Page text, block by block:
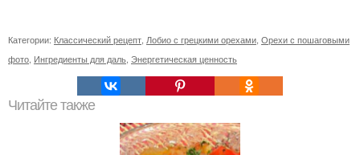
Категории: Классический рецепт Лобио с грецкими орехами Орехи с пошаговыми
фото Ингредиенты для даль Энергетическая ценность
Читайте также